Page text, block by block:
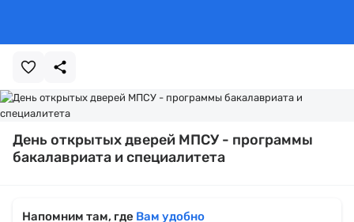
День открытых дверей МПСУ - программы
бакалавриата и специалитета
Напомним там, где Вам удобно